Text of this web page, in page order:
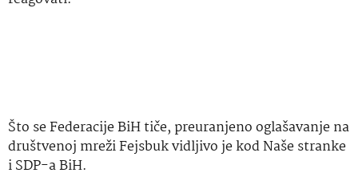
Što se Federacije BiH tiče, preuranjeno oglašavanje na
društvenoj mreži Fejsbuk vidljivo je kod Naše stranke
i SDP-a BiH.